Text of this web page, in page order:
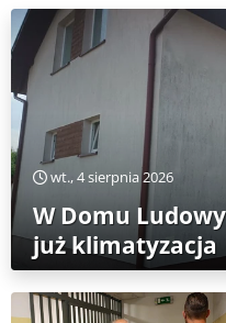
wt., 4 sierpnia 2026
W Domu
już klimatyzacja